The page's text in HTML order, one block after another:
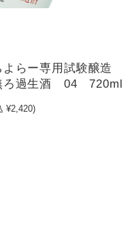
らー専用試験醸造
過生酒 04 720ml
¥2,420)